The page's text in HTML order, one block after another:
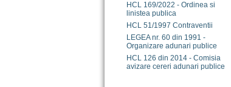
HCL 169/2022 - Ordinea si
linistea publica
HCL 51/1997 Contraventii
LEGEA nr. 60 din 1991 -
Organizare adunari publice
HCL 126 din 2014 - Comisia
avizare cereri adunari publice